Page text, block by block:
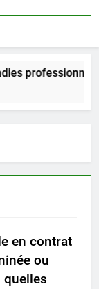
en contrat
ou
quelles